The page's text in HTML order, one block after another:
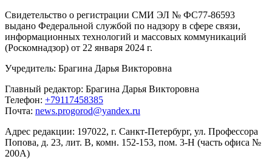
Свидетельство о регистрации СМИ ЭЛ № ФС77-86593
выдано Федеральной службой по надзору в сфере связи,
информационных технологий и массовых коммуникаций
(Роскомнадзор) от 22 января 2024 г.
Учредитель: Брагина Дарья Викторовна
Главный редактор: Брагина Дарья Викторовна
Телефон: +79117458385
Почта: news.progorod@yandex.ru
Адрес редакции: 197022, г. Санкт-Петербург, ул. Профессора
Попова, д. 23, лит. В, комн. 152-153, пом. 3-Н (часть офиса №
200А)